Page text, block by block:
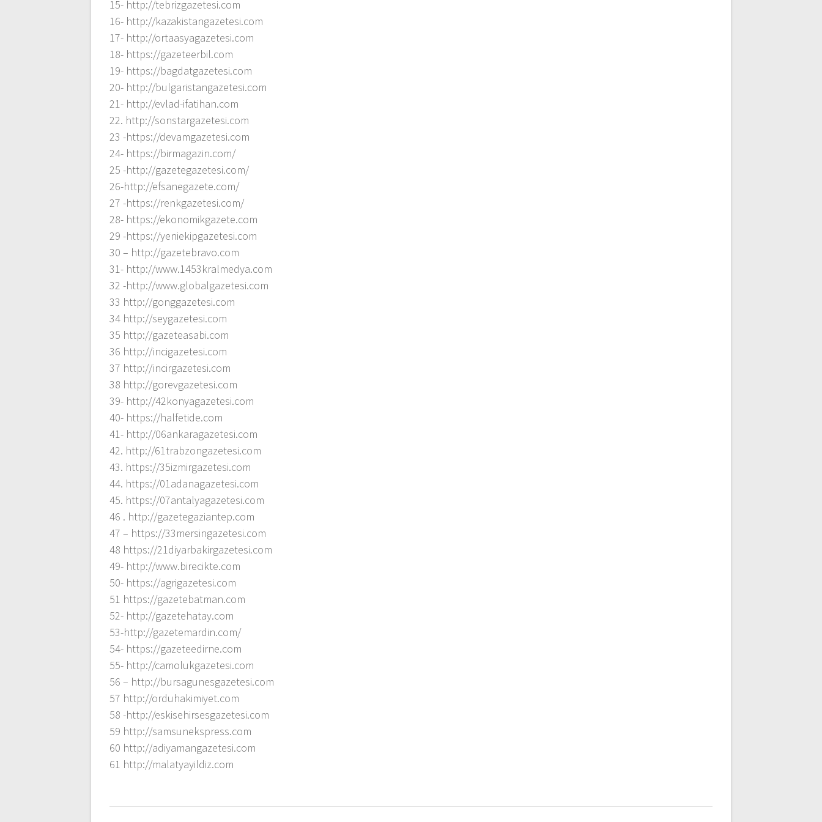
15- http://tebrizgazetesi.com
16- http://kazakistangazetesi.com
17- http://ortaasyagazetesi.com
18- https://gazeteerbil.com
19- https://bagdatgazetesi.com
20- http://bulgaristangazetesi.com
21- http://evlad-ifatihan.com
22. http://sonstargazetesi.com
23 -https://devamgazetesi.com
24- https://birmagazin.com/
25 -http://gazetegazetesi.com/
26-http://efsanegazete.com/
27 -https://renkgazetesi.com/
28- https://ekonomikgazete.com
29 -https://yeniekipgazetesi.com
30 – http://gazetebravo.com
31- http://www.1453kralmedya.com
32 -http://www.globalgazetesi.com
33 http://gonggazetesi.com
34 http://seygazetesi.com
35 http://gazeteasabi.com
36 http://incigazetesi.com
37 http://incirgazetesi.com
38 http://gorevgazetesi.com
39- http://42konyagazetesi.com
40- https://halfetide.com
41- http://06ankaragazetesi.com
42. http://61trabzongazetesi.com
43. https://35izmirgazetesi.com
44. https://01adanagazetesi.com
45. https://07antalyagazetesi.com
46 . http://gazetegaziantep.com
47 – https://33mersingazetesi.com
48 https://21diyarbakirgazetesi.com
49- http://www.birecikte.com
50- https://agrigazetesi.com
51 https://gazetebatman.com
52- http://gazetehatay.com
53-http://gazetemardin.com/
54- https://gazeteedirne.com
55- http://camolukgazetesi.com
56 – http://bursagunesgazetesi.com
57 http://orduhakimiyet.com
58 -http://eskisehirsesgazetesi.com
59 http://samsunekspress.com
60 http://adiyamangazetesi.com
61 http://malatyayildiz.com